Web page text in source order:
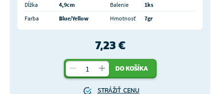
Dĺžka 4,9cm Balenie
1ks
Farba
Blue/Yellow Hmotnosť 7gr
7,23 €
DO KOŠÍKA
STRÁŽIŤ CENU